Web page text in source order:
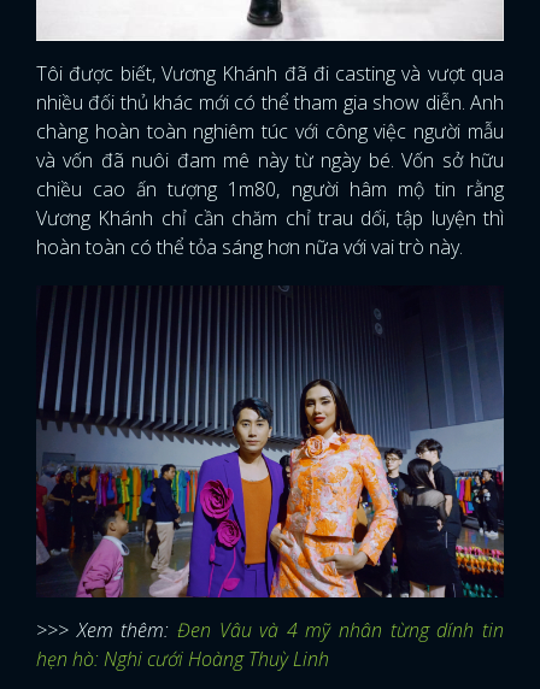
FACEBOOK GOOGLE
Tôi được biết, Vương Khánh đã đi casting và vượt qua
nhiều đối thủ khác mới có thể tham gia show diễn. Anh
chàng hoàn toàn nghiêm túc với công việc người mẫu
và vốn đã nuôi đam mê này từ ngày bé. Vốn sở hữu
chiều cao ấn tượng 1m80, người hâm mộ tin rằng
Vương Khánh chỉ cần chăm chỉ trau dối, tập luyện thì
hoàn toàn có thể tỏa sáng hơn nữa với vai trò này.
>>> Xem thêm: Đen Vâu và 4 mỹ nhân từng dính tin
hẹn hò: Nghi cưới Hoàng Thuỳ Linh